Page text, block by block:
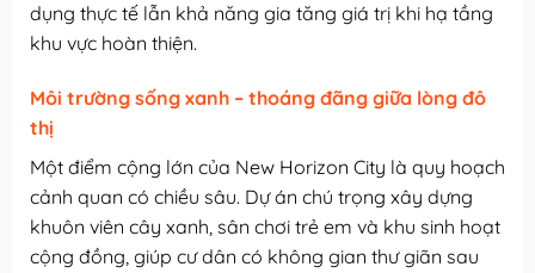
dụng thực tế lẫn khả năng gia tăng giá trị khi hạ tầng
khu vực hoàn thiện.
Môi trường sống xanh – thoáng đãng giữa lòng đô
thị
Một điểm cộng lớn của New Horizon City là quy hoạch
cảnh quan có chiều sâu. Dự án chú trọng xây dựng
khuôn viên cây xanh, sân chơi trẻ em và khu sinh hoạt
cộng đồng, giúp cư dân có không gian thư giãn sau